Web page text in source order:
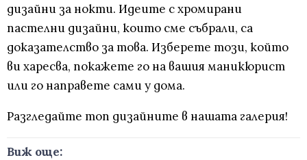
дизайни за нокти. Идеите с хромирани
пастелни дизайни, които сме събрали, са
доказателство за това. Изберете този, който
ви харесва, покажете го на вашия маникюрист
или го направете сами у дома.
Разгледайте топ дизайните в нашата галерия!
Виж още: